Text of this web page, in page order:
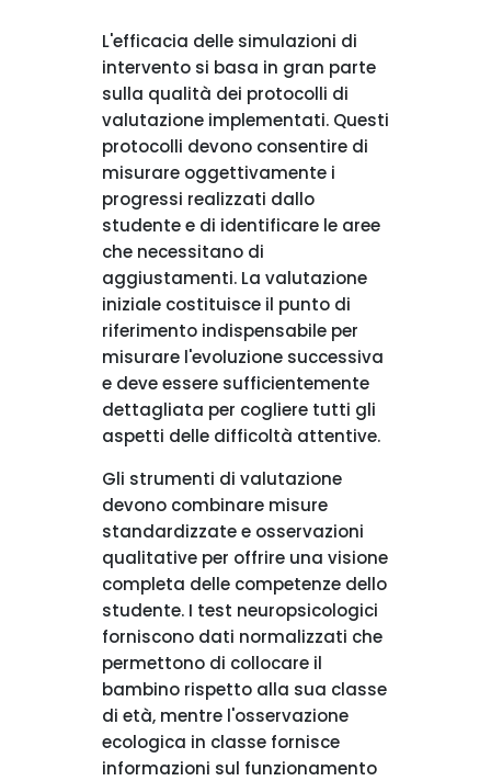
L'efficacia delle simulazioni di
intervento si basa in gran parte
sulla qualità dei protocolli di
valutazione implementati. Questi
protocolli devono consentire di
misurare oggettivamente i
progressi realizzati dallo
studente e di identificare le aree
che necessitano di
aggiustamenti. La valutazione
iniziale costituisce il punto di
riferimento indispensabile per
misurare l'evoluzione successiva
e deve essere sufficientemente
dettagliata per cogliere tutti gli
aspetti delle difficoltà attentive.
Gli strumenti di valutazione
devono combinare misure
standardizzate e osservazioni
qualitative per offrire una visione
completa delle competenze dello
studente. I test neuropsicologici
forniscono dati normalizzati che
permettono di collocare il
bambino rispetto alla sua classe
di età, mentre l'osservazione
ecologica in classe fornisce
informazioni sul funzionamento